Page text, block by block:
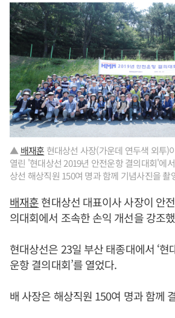
▲ 배재훈 현대상선 사장(가운데 연두색 외투)
열린 '현대상선 2019년 안전운항 결의대회'에
상선 해상직원 150여 명과 함께 기념사진을 촬
배재훈현대상선 대표이사 사장이 안
의대회에서 조속한 손익 개선을 강조
현대상선은 23일 부산 태종대에서 ‘현
운항 결의대회’를 열었다.
배 사장은 해상직원 150여 명과 함께